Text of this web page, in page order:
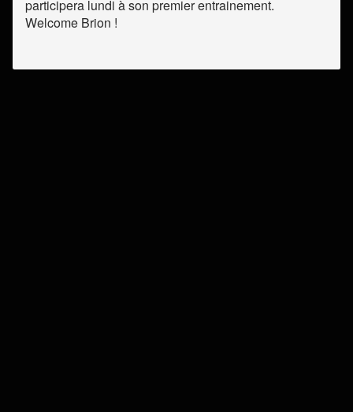
participera lundi à son premier entrainement.
Welcome Brion !